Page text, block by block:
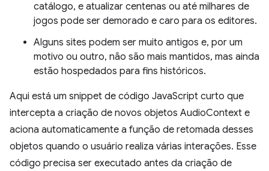
catálogo, e atualizar centenas ou até milhares de
jogos pode ser demorado e caro para os editores.
Alguns sites podem ser muito antigos e, por um
motivo ou outro, não são mais mantidos, mas ainda
estão hospedados para fins históricos.
Aqui está um snippet de código JavaScript curto que
intercepta a criação de novos objetos AudioContext e
aciona automaticamente a função de retomada desses
objetos quando o usuário realiza várias interações. Esse
código precisa ser executado antes da criação de